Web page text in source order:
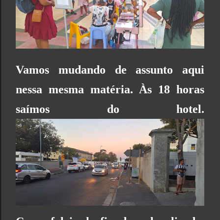
Vamos mudando de assunto aqui
nessa mesma matéria. Às 18 horas
saímos do hotel.